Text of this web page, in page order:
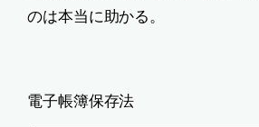
のは本当に助かる。
電子帳簿保存法